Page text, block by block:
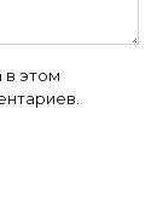
в этом